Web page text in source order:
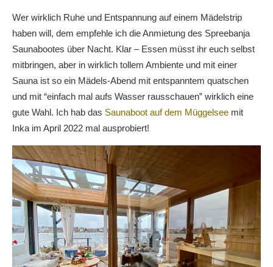
Wer wirklich Ruhe und Entspannung auf einem Mädelstrip
haben will, dem empfehle ich die Anmietung des Spreebanja
Saunabootes über Nacht. Klar – Essen müsst ihr euch selbst
mitbringen, aber in wirklich tollem Ambiente und mit einer
Sauna ist so ein Mädels-Abend mit entspanntem quatschen
und mit “einfach mal aufs Wasser rausschauen” wirklich eine
gute Wahl. Ich hab das Saunaboot auf dem Müggelsee mit
Inka im April 2022 mal ausprobiert!